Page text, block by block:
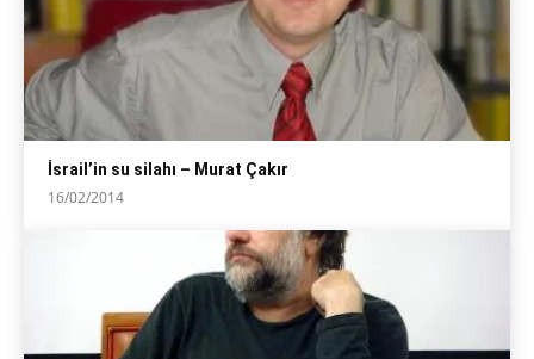
İsrail’in su silahı – Murat Çakır
16/02/2014